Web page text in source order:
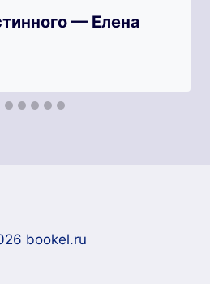
— Елена
bookel.ru